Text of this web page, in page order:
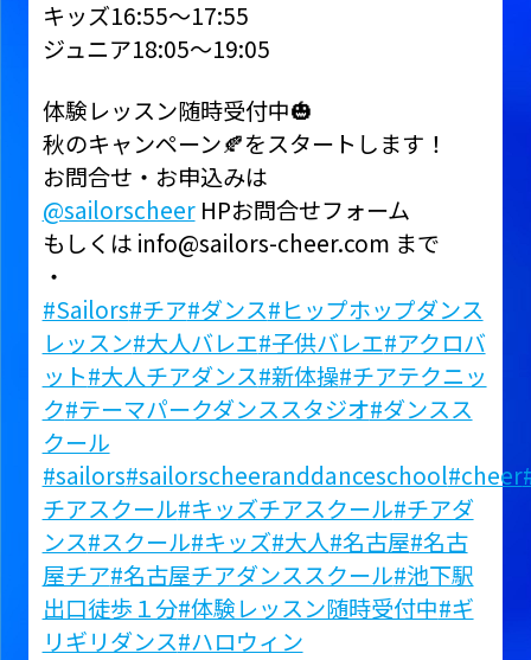
キッズ16:55〜17:55
ジュニア18:05〜19:05
体験レッスン随時受付中🎃
秋のキャンペーン🍂をスタートします！
お問合せ・お申込みは
@sailorscheerHPお問合せフォーム
もしくは info@sailors-cheer.com まで
・
#Sailors#チア#ダンス#ヒップホップダンス
レッスン#大人バレエ#子供バレエ#アクロバ
ット#大人チアダンス#新体操#チアテクニッ
ク#テーマパークダンススタジオ#ダンスス
クール
#sailors#sailorscheeranddanceschool#cheer
チアスクール#キッズチアスクール#チアダ
ンス#スクール#キッズ#大人#名古屋#名古
屋チア#名古屋チアダンススクール#池下駅
出口徒歩１分#体験レッスン随時受付中#ギ
リギリダンス#ハロウィン